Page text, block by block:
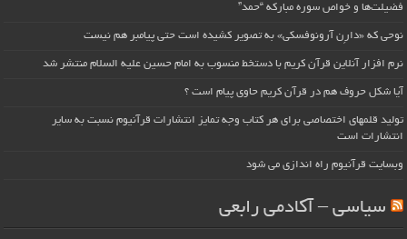
فضیلت‌ها و خواص سوره مبارکه “حمد”
نوحی که «دارِن آرونوفسکی» به تصویر کشیده است حتی پیامبر هم نیست
نرم افزار آنلاین قرآن کریم با دستخط منسوب به امام حسین علیه السلام منتشر شد
آیا شکل حروف هم در قرآن کریم حاوی پیام است ؟
تولید قلمهای اختصاصی برای هر کتاب وجه تمایز انتشارات قرآنیوم نسبت به سایر
انتشارات است
وبسایت قرآنیوم راه اندازی می شود
سیاسی – آکادمی رابعی